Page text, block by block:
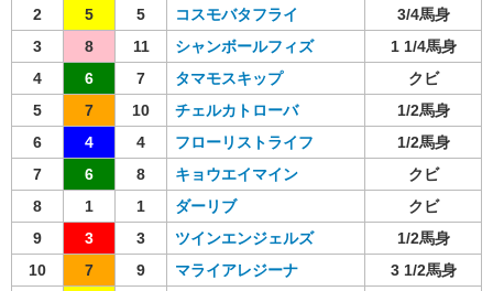
2
5 5 コスモバタフライ
3/4馬身
3
8 11 シャンボールフィズ
1 1/4馬身
4
6 7 タマモスキップ
クビ
5
7 10 チェルカトローバ
1/2馬身
6
4 4 フローリストライフ
1/2馬身
7
6 8 キョウエイマイン
クビ
8
1 1 ダーリブ
クビ
9
3 3 ツインエンジェルズ
1/2馬身
10
7 9 マライアレジーナ
3 1/2馬身